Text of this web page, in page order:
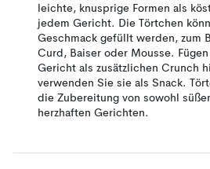
leichte, knusprige Formen als
jedem Gericht. Die Törtchen
Geschmack gefüllt werden, zum
Curd, Baiser oder Mousse.
Gericht als zusätzlichen Crunch
verwenden Sie sie als Snack.
die Zubereitung von sowohl
herzhaften Gerichten.